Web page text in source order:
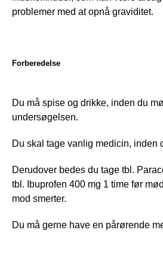
problemer med at opnå graviditet.
Forberedelse
Du må spise og drikke, inden du
undersøgelsen.
Du skal tage vanlig medicin, inden
Derudover bedes du tage tbl.
tbl. Ibuprofen 400 mg 1 time før
mod smerter.
Du må gerne have en pårørende